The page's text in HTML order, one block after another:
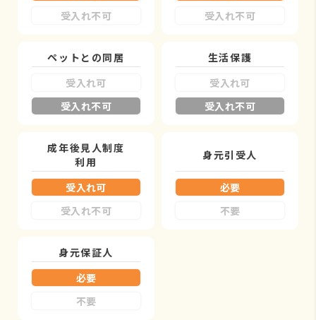
受入れ不可
受入れ不可
ペットとの同居
受入れ可
受入れ不可
生活保護
受入れ可
受入れ不可
成年後見人制度
利用
受入れ可
受入れ不可
身元引受人
必要
不要
身元保証人
必要
不要